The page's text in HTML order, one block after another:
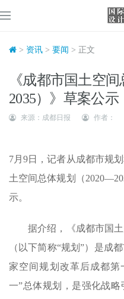
> 资讯 > 要闻 > 正文
《成都市国土空
2035）》草案公示
来源：成都日报 作者：
7月9日，记者从成都市规
土空间总体规划（
示。
据介绍，《成都市国土
（以下简称“规划”）是成
家空间规划改革后成都
一”总体规划，是强化战